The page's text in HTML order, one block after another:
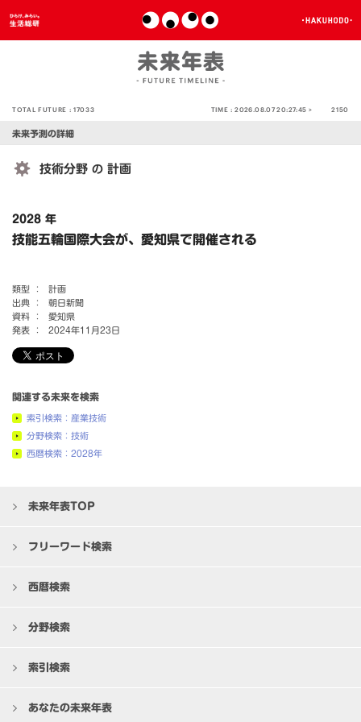
TOTAL FUTURE :17033 TIME :2026.08.07 20:27:45 > 2150
未来予測の詳細
技術分野 の 計画
2028 年
技能五輪国際大会が、愛知県で開催される
類型 ：
計画
出典 ：
朝日新聞
資料 ：
愛知県
発表 ：
2024年11月23日
関連する未来を検索
索引検索：産業技術
分野検索：技術
西暦検索：2028年
未来年表TOP
フリーワード検索
西暦検索
分野検索
索引検索
あなたの未来年表